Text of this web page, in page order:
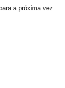
a próxima vez